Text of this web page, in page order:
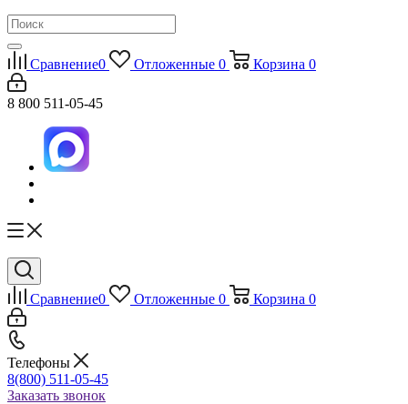
Сравнение0 Отложенные 0 Корзина 0
8 800 511-05-45
Сравнение0 Отложенные 0 Корзина 0
Телефоны
8(800) 511-05-45
Заказать звонок